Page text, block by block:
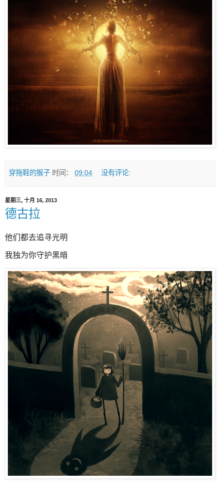
穿拖鞋的猴子 时间： 09:04 没有评论:
星期三, 十月 16, 2013
德古拉
他们都去追寻光明
我独为你守护黑暗